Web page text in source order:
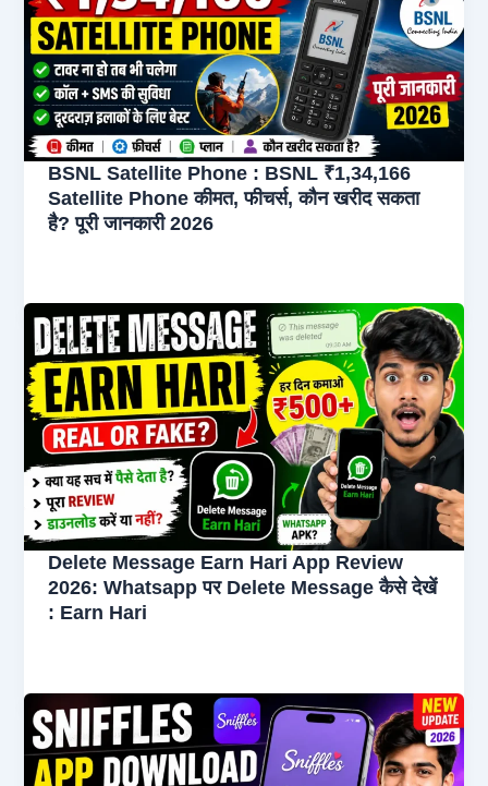
BSNL Satellite Phone : BSNL ₹1,34,166
Satellite Phone कीमत, फीचर्स, कौन खरीद सकता
है? पूरी जानकारी 2026
Delete Message Earn Hari App Review
2026: Whatsapp पर Delete Message कैसे देखें
: Earn Hari